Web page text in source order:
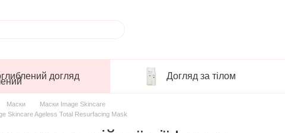
догляд Догляд за тілом
Маски
Маски Image Skincare
Skincare Ageless Total Resurfacing Mask